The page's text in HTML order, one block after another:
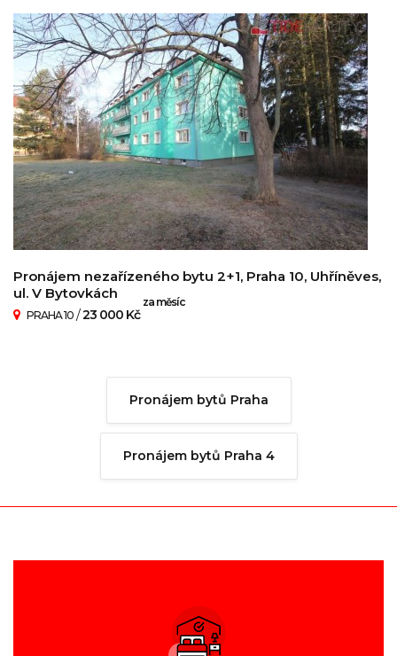
Pronájem nezařízeného bytu 2+1, Praha 10, Uhříněves,
ul. V Bytovkách
PRAHA 10 /23 000 Kč
za měsíc
Pronájem bytů Praha
Pronájem bytů Praha 4